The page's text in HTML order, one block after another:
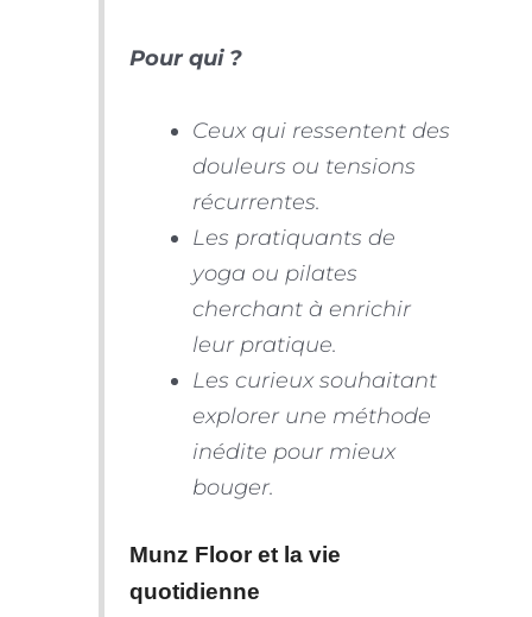
Pour qui ?
Ceux qui ressentent des
douleurs ou tensions
récurrentes.
Les pratiquants de
yoga ou pilates
cherchant à enrichir
leur pratique.
Les curieux souhaitant
explorer une méthode
inédite pour mieux
bouger.
Munz Floor et la vie
quotidienne